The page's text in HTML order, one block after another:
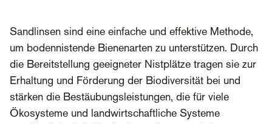
Sandlinsen sind eine einfache und effektive Methode,
um bodennistende Bienenarten zu unterstützen. Durch
die Bereitstellung geeigneter Nistplätze tragen sie zur
Erhaltung und Förderung der Biodiversität bei und
stärken die Bestäubungsleistungen, die für viele
Ökosysteme und landwirtschaftliche Systeme